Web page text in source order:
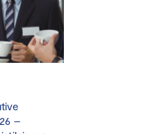
konkreettisia
ja monilla
ja kumppanit edellyttävät
vastuullisuustyötä.
–